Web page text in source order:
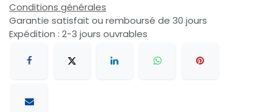
Conditions générales
Garantie satisfait ou remboursé de 30 jours
Expédition : 2-3 jours ouvrables